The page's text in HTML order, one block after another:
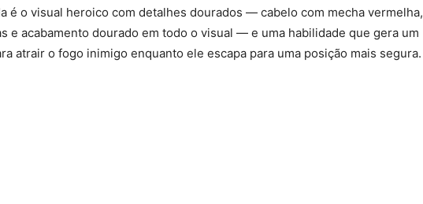
é o visual heroico com detalhes dourados — cabelo com mecha vermelha,
e acabamento dourado em todo o visual — e uma habilidade que gera um
atrair o fogo inimigo enquanto ele escapa para uma posição mais segura.